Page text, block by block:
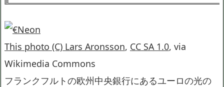
This photo (C) Lars Aronsson, CC SA 1.0, via
Wikimedia Commons
フランクフルトの欧州中央銀行にあるユーロの光の